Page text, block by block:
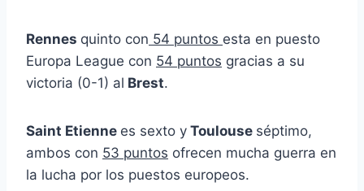
Rennes quinto con 54 puntos esta en puesto
Europa League con 54 puntos gracias a su
victoria (0-1) al Brest.
Saint Etienne es sexto y Toulouse séptimo,
ambos con 53 puntos ofrecen mucha guerra en
la lucha por los puestos europeos.